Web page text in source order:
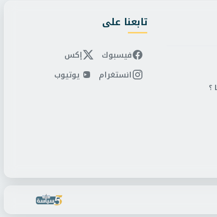
؟
تابعنا على
فيسبوك
إكس
انستغرام
يوتيوب